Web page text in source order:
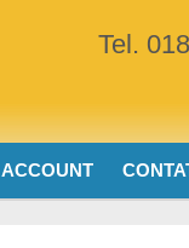
Tel.
ACCOUNT